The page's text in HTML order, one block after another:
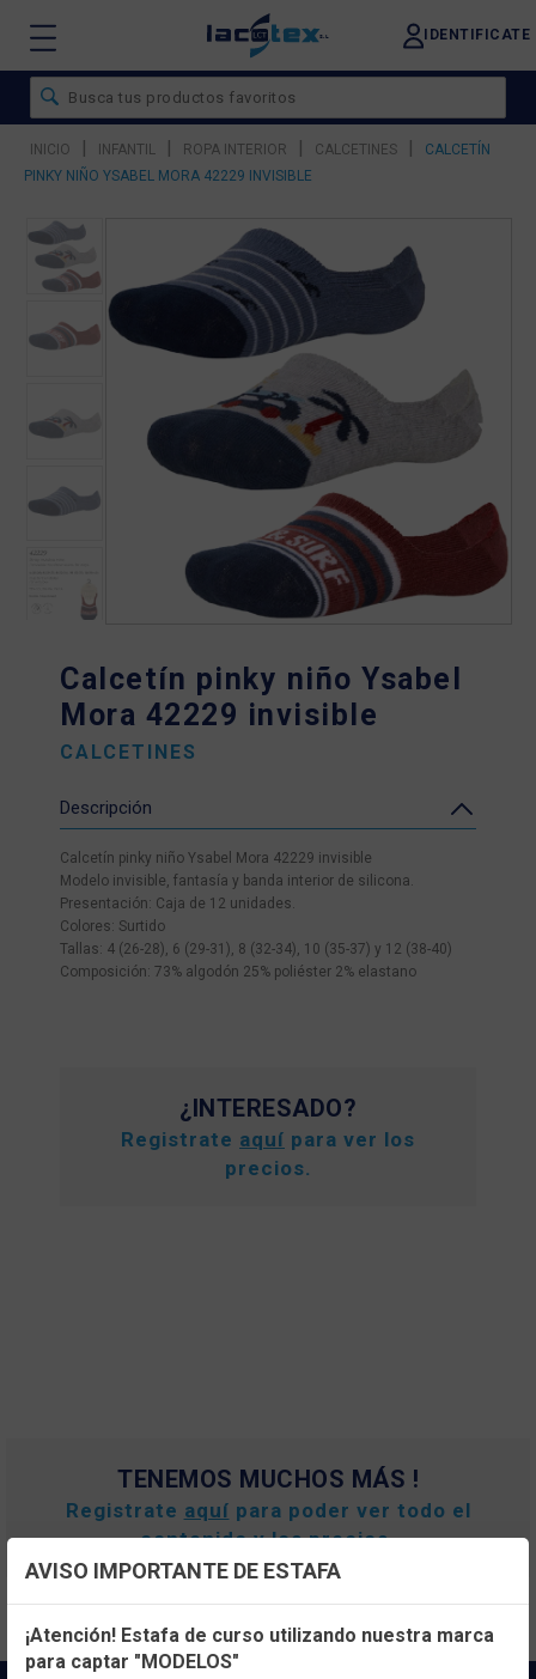
IDENTIFICATE
INICIO | INFANTIL | ROPA INTERIOR | CALCETINES |
CALCETÍN
PINKY NIÑO YSABEL MORA 42229 INVISIBLE
❯
Calcetín pinky niño Ysabel
Mora 42229 invisible
CALCETINES
Descripción
Calcetín pinky niño Ysabel Mora 42229 invisible
Modelo invisible, fantasía y banda interior de silicona.
Presentación: Caja de 12 unidades.
Colores: Surtido
Tallas: 4 (26-28), 6 (29-31), 8 (32-34), 10 (35-37) y 12 (38-40)
Composición: 73% algodón 25% poliéster 2% elastano
¿INTERESADO?
Registrate aquí para ver los
precios.
TENEMOS MUCHOS MÁS !
Registrate aquí para poder ver todo el
contenido y los precios.
Configuración de cookies
Utilizamos cookies propias y de terceros, de sesión o
AVISO IMPORTANTE DE ESTAFA
¡Atención! Estafa de curso utilizando nuestra marca
para captar "MODELOS"